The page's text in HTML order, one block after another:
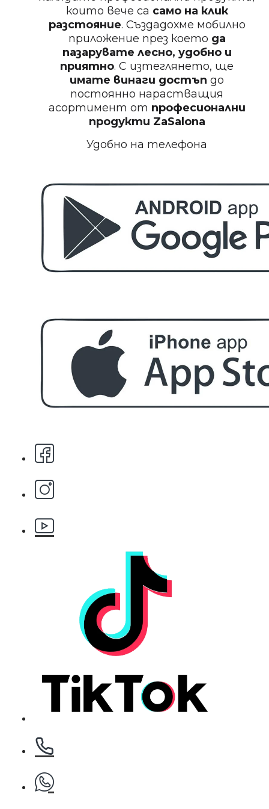
БЕЗПЛАТНО
Пила за нокти
БЕЗПЛАТНО
Пила за полиране на нокти
БЕЗПЛАТНО
БЕЗПЛАТНО
За поръчка над € 40.00 (78.23 лв.)
Стипца 20 броя в кибрит
Клипс тип щъркел 1 брой
Клипс тип щъркел 1 брой
които вече са само на клик
разстояние. Създадохме мобилно
приложение през което да
пазарувате лесно, удобно и
приятно. С изтеглянето, ще
имате винаги достъп до
постоянно нарастващия
асортимент от професионални
продукти ZaSalona
Удобно на телефона